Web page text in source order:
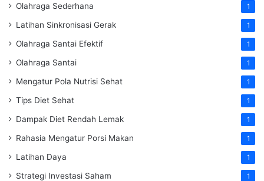
Olahraga Sederhana 1
Latihan Sinkronisasi Gerak 1
Olahraga Santai Efektif 1
Olahraga Santai 1
Mengatur Pola Nutrisi Sehat 1
Tips Diet Sehat 1
Dampak Diet Rendah Lemak 1
Rahasia Mengatur Porsi Makan 1
Latihan Daya 1
Strategi Investasi Saham 1